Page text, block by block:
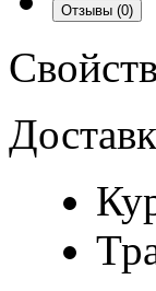
Отзывы (0)